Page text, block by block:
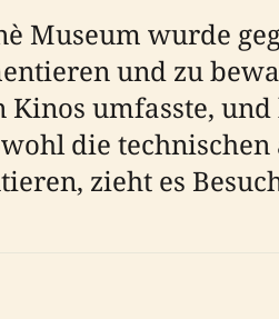
Museum wurde
und zu
Kinos umfasste,
die
zieht es